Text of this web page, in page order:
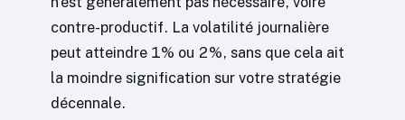
contre-productif. La volatilité journalière
peut atteindre 1% ou 2%, sans que cela ait
la moindre signification sur votre stratégie
décennale.